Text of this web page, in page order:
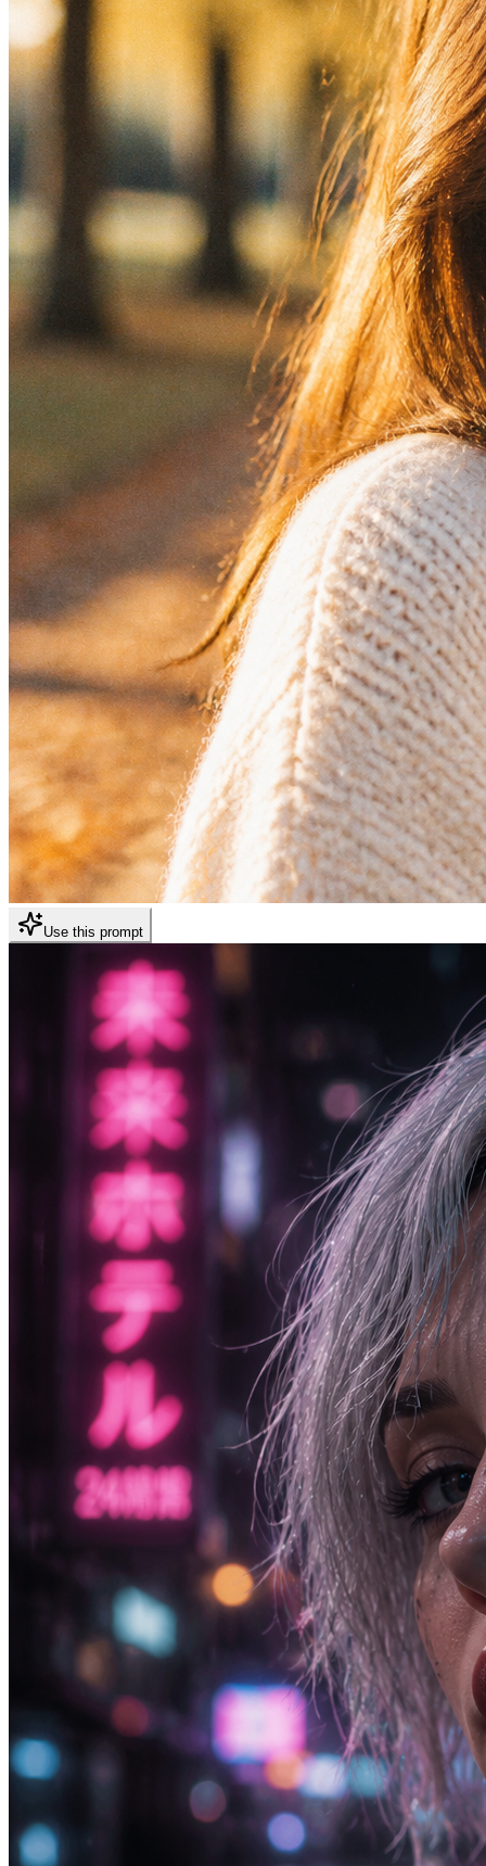
Use this prompt